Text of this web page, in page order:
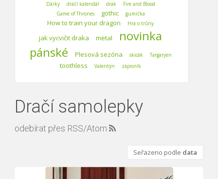
Dárky dračí kalendář drak
Fire and Blood
Game of Thrones
gothic gumička
How to train your dragon Hra o trůny
jak vycvičit draka metal
novinka
pánské
Plesová sezóna skicák Targaryen
toothless Valentýn zápisník
Dračí samolepky
odebírat přes RSS/Atom
Seřazeno podle data